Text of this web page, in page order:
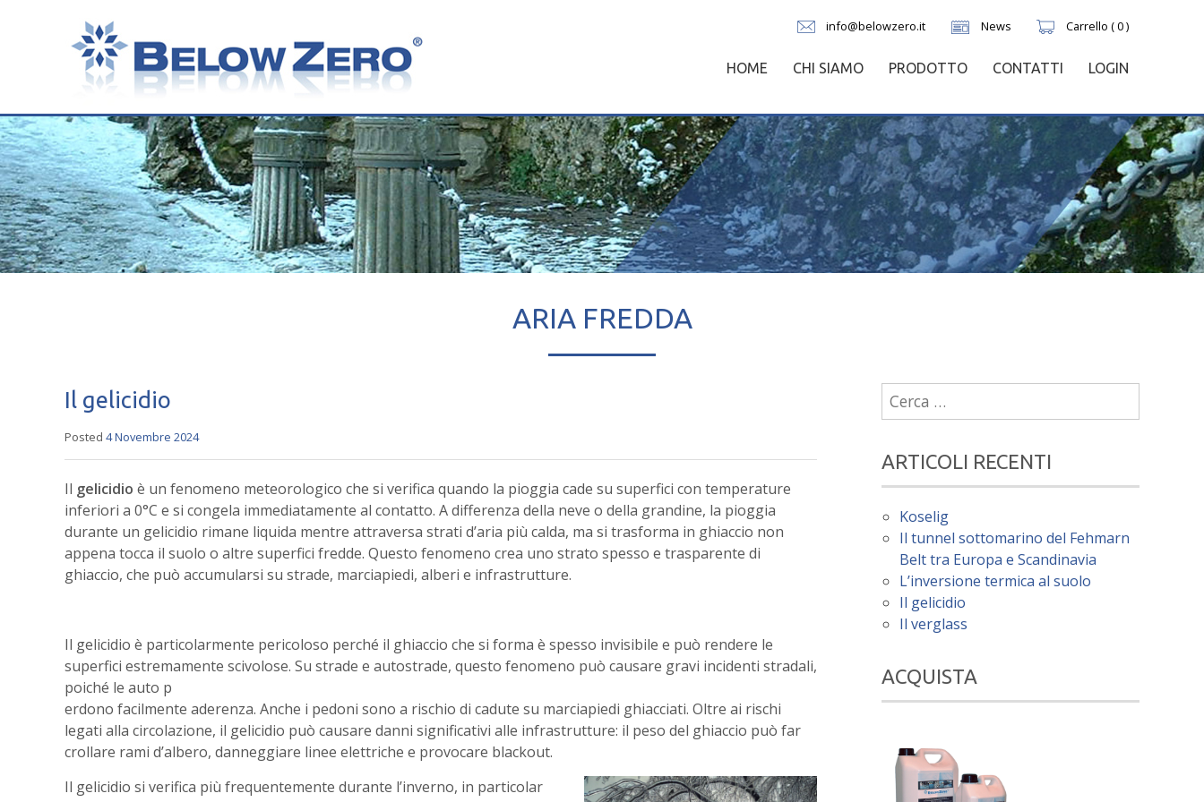
info@belowzero.it News Carrello ( 0 )
SKIP
CONTENT
HOME CHI SIAMO PRODOTTO CONTATTI LOGIN
ARIA FREDDA
Il gelicidio
Posted 4 Novembre 2024
Il gelicidio è un fenomeno meteorologico che si verifica quando la pioggia cade su superfici con temperature
inferiori a 0°C e si congela immediatamente al contatto. A differenza della neve o della grandine, la pioggia
durante un gelicidio rimane liquida mentre attraversa strati d’aria più calda, ma si trasforma in ghiaccio non
appena tocca il suolo o altre superfici fredde. Questo fenomeno crea uno strato spesso e trasparente di
ghiaccio, che può accumularsi su strade, marciapiedi, alberi e infrastrutture.
Il gelicidio è particolarmente pericoloso perché il ghiaccio che si forma è spesso invisibile e può rendere le
superfici estremamente scivolose. Su strade e autostrade, questo fenomeno può causare gravi incidenti stradali,
poiché le auto p
erdono facilmente aderenza. Anche i pedoni sono a rischio di cadute su marciapiedi ghiacciati. Oltre ai rischi
legati alla circolazione, il gelicidio può causare danni significativi alle infrastrutture: il peso del ghiaccio può far
crollare rami d’albero, danneggiare linee elettriche e provocare blackout.
Il gelicidio si verifica più frequentemente durante l’inverno, in particolar
Ricerca
per:
ARTICOLI RECENTI
Koselig
Il tunnel sottomarino del Fehmarn
Belt tra Europa e Scandinavia
L’inversione termica al suolo
Il gelicidio
Il verglass
ACQUISTA